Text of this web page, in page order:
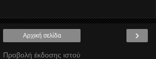
›
Αρχική σελίδα
Προβολή έκδοσης ιστού